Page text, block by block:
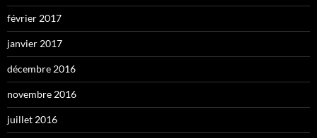
février 2017
janvier 2017
décembre 2016
novembre 2016
juillet 2016